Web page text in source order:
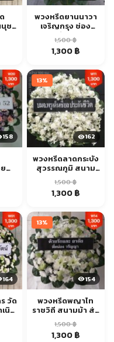
นุช
฿.
พวงหรีดยานนาวา
เจริญกรุง ช่อง
นนทรี ส่งด่วน
1,500฿
Original
was:
1,500 ฿.
1,300฿Current
is:
1,300 ฿.
158
ง
฿.
13%
162
พวงหรีดลาดกระบัง
สุวรรณภูมิ สนาม
บิน ส่งด่วน
1,500฿
Original
was:
1,500 ฿.
1,300฿Current
is:
1,300 ฿.
164
วัด
นิน
13%
154
พวงหรีดพญาไท
ราชวิถี สนามม้า ส่ง
ด่วน
1,500฿
Original
1,300฿Current